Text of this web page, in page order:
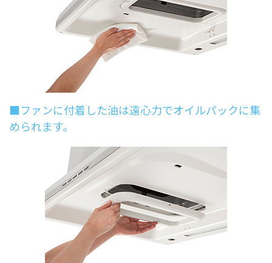
■ファンに付着した油は遠心力でオイルパックに集
められます。